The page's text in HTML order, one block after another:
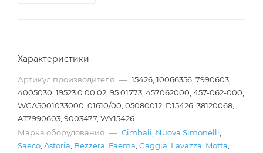
Характеристики
Артикул производителя — 15426, 10066356, 7990603,
4005030, 19523.0.00.02, 95.01773, 457062000, 457-062-000,
WGA5001033000, 01610/00, 05080012, D15426, 38120068,
AT7990603, 9003477, WY15426
Марка оборудования — Cimbali, Nuova Simonelli,
Saeco, Astoria, Bezzera, Faema, Gaggia, Lavazza, Motta,